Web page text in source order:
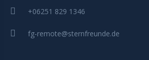
+06251 829 1346
fg-remote@sternfreunde.de